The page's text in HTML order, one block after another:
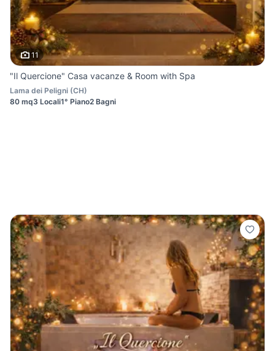
11
"Il Quercione" Casa vacanze & Room with Spa
Lama dei Peligni (CH)
80 mq3 Locali1° Piano2 Bagni